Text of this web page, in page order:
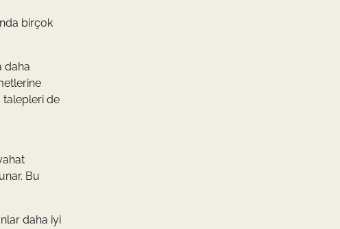
birçok
daha
talepleri de
Bu
daha iyi